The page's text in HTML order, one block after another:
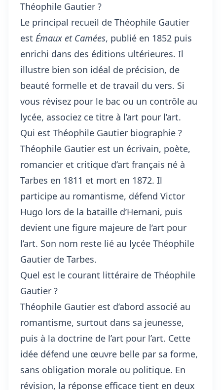
Théophile Gautier ?
Le principal recueil de Théophile Gautier
est Émaux et Camées, publié en 1852 puis
enrichi dans des éditions ultérieures. Il
illustre bien son idéal de précision, de
beauté formelle et de travail du vers. Si
vous révisez pour le bac ou un contrôle au
lycée, associez ce titre à l’art pour l’art.
Qui est Théophile Gautier biographie ?
Théophile Gautier est un écrivain, poète,
romancier et critique d’art français né à
Tarbes en 1811 et mort en 1872. Il
participe au romantisme, défend Victor
Hugo lors de la bataille d’Hernani, puis
devient une figure majeure de l’art pour
l’art. Son nom reste lié au lycée Théophile
Gautier de Tarbes.
Quel est le courant littéraire de Théophile
Gautier ?
Théophile Gautier est d’abord associé au
romantisme, surtout dans sa jeunesse,
puis à la doctrine de l’art pour l’art. Cette
idée défend une œuvre belle par sa forme,
sans obligation morale ou politique. En
révision, la réponse efficace tient en deux